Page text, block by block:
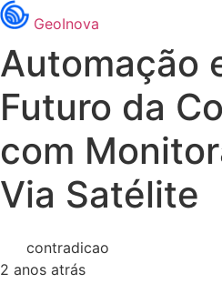
GeoInova
Automação
Futuro da
com
Via Satélite
contradicao
2 anos atrás